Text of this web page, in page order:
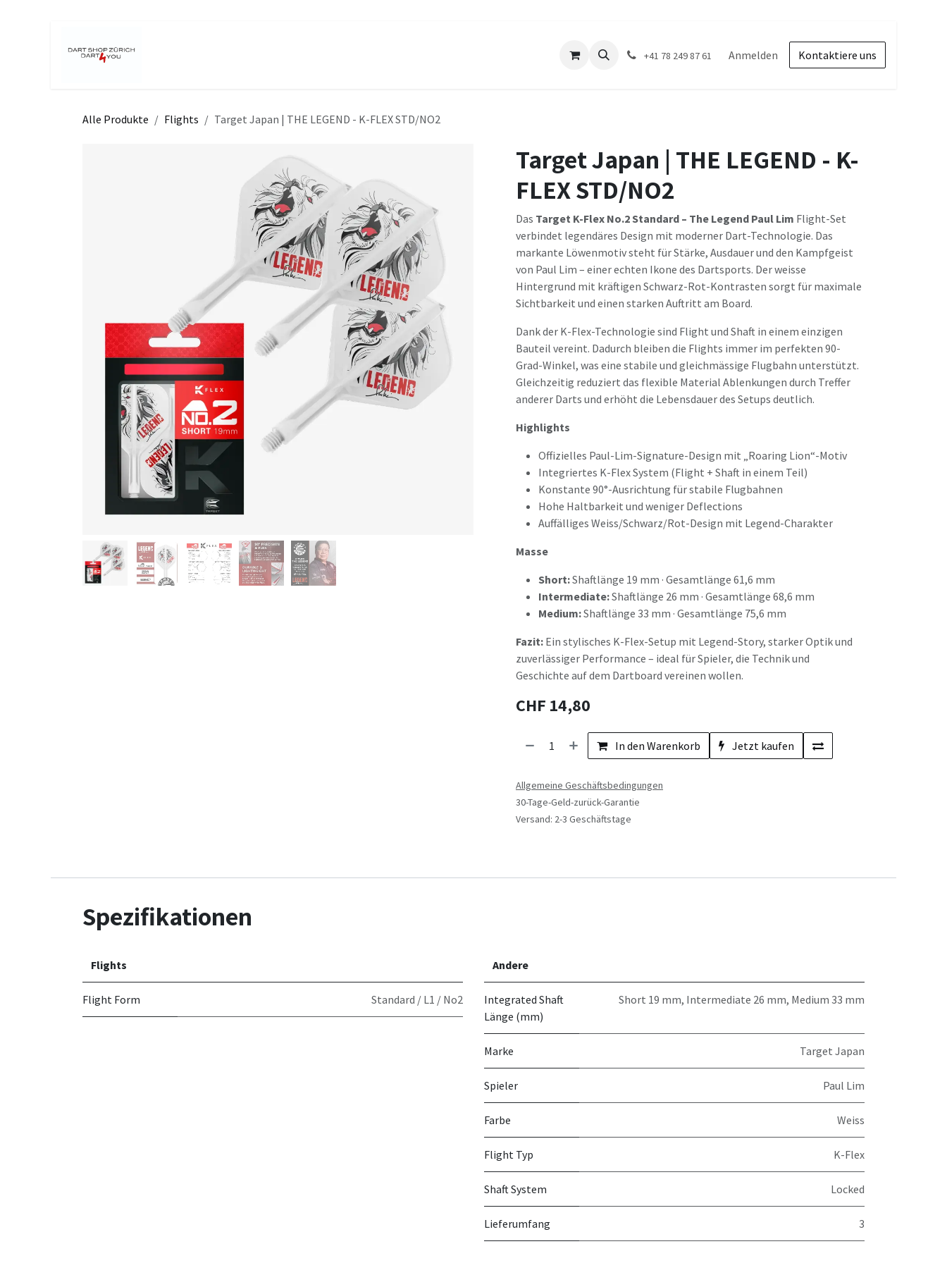
+41 78 249 87 61 Anmelden Kontaktiere uns
Alle Produkte Flights Target Japan | THE LEGEND - K-FLEX STD/NO2
Target Japan | THE LEGEND - K-
FLEX STD/NO2
Das Target K-Flex No.2 Standard – The Legend Paul Lim Flight-Set
verbindet legendäres Design mit moderner Dart-Technologie. Das
markante Löwenmotiv steht für Stärke, Ausdauer und den Kampfgeist
von Paul Lim – einer echten Ikone des Dartsports. Der weisse
Hintergrund mit kräftigen Schwarz-Rot-Kontrasten sorgt für maximale
Sichtbarkeit und einen starken Auftritt am Board.
Dank der K-Flex-Technologie sind Flight und Shaft in einem einzigen
Bauteil vereint. Dadurch bleiben die Flights immer im perfekten 90-
Grad-Winkel, was eine stabile und gleichmässige Flugbahn unterstützt.
Gleichzeitig reduziert das flexible Material Ablenkungen durch Treffer
anderer Darts und erhöht die Lebensdauer des Setups deutlich.
Highlights
Offizielles Paul-Lim-Signature-Design mit „Roaring Lion“-Motiv
Integriertes K-Flex System (Flight + Shaft in einem Teil)
Konstante 90°-Ausrichtung für stabile Flugbahnen
Hohe Haltbarkeit und weniger Deflections
Auffälliges Weiss/Schwarz/Rot-Design mit Legend-Charakter
Masse
Short:Shaftlänge 19 mm · Gesamtlänge 61,6 mm
Intermediate:Shaftlänge 26 mm · Gesamtlänge 68,6 mm
Medium:Shaftlänge 33 mm · Gesamtlänge 75,6 mm
Fazit: Ein stylisches K-Flex-Setup mit Legend-Story, starker Optik und
zuverlässiger Performance – ideal für Spieler, die Technik und
Geschichte auf dem Dartboard vereinen wollen.
CHF 14,80
In den Warenkorb Jetzt kaufen
Allgemeine Geschäftsbedingungen
30-Tage-Geld-zurück-Garantie
Versand: 2-3 Geschäftstage
Spezifikationen
Flights
Flight Form Standard / L1 / No2
Andere
Integrated Shaft
Länge (mm)
Short 19 mm, Intermediate 26 mm, Medium 33 mm
Marke Target Japan
Spieler Paul Lim
Farbe Weiss
Flight Typ K-Flex
Shaft System Locked
Lieferumfang 3